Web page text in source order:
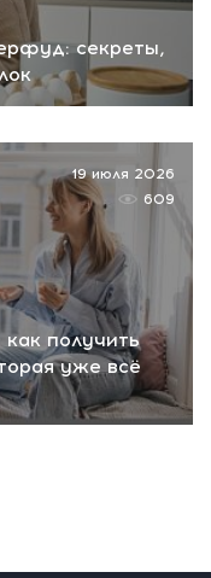
секреты,
получить
уже всё
19 июля 2026
609